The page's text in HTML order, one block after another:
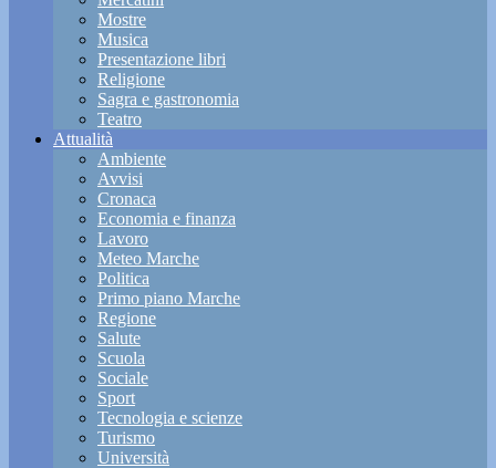
Mostre
Musica
Presentazione libri
Religione
Sagra e gastronomia
Teatro
Attualità
Ambiente
Avvisi
Cronaca
Economia e finanza
Lavoro
Meteo Marche
Politica
Primo piano Marche
Regione
Salute
Scuola
Sociale
Sport
Tecnologia e scienze
Turismo
Università